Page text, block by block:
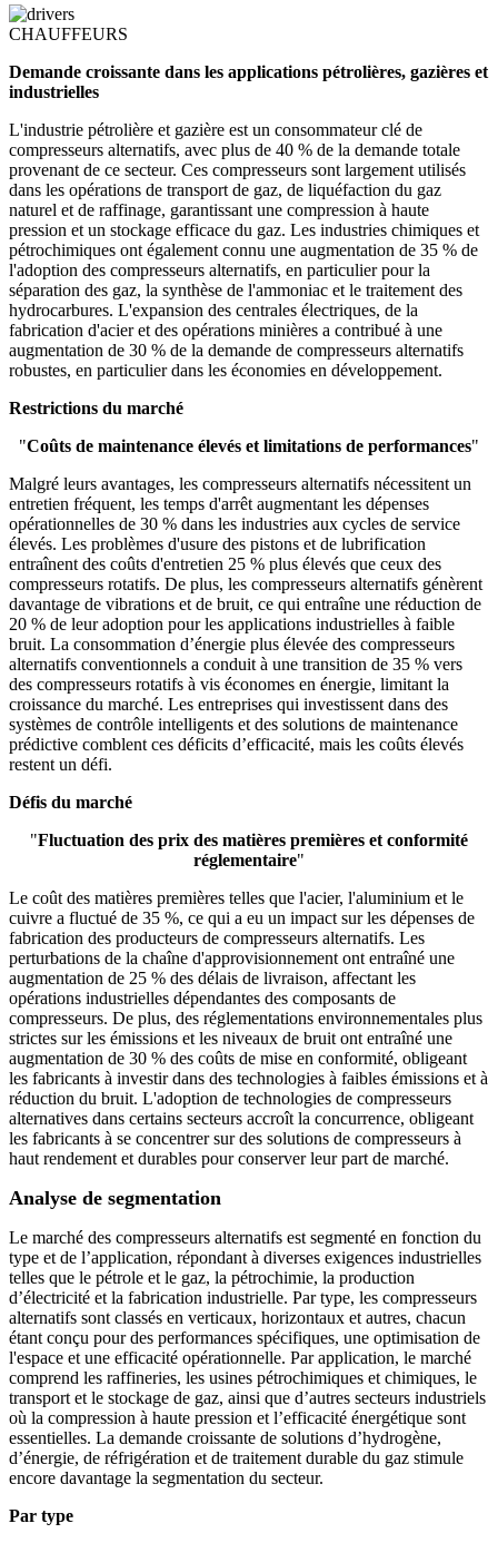
CHAUFFEURS
Demande croissante dans les applications pétrolières, gazières et
industrielles
L'industrie pétrolière et gazière est un consommateur clé de
compresseurs alternatifs, avec plus de 40 % de la demande totale
provenant de ce secteur. Ces compresseurs sont largement utilisés
dans les opérations de transport de gaz, de liquéfaction du gaz
naturel et de raffinage, garantissant une compression à haute
pression et un stockage efficace du gaz. Les industries chimiques et
pétrochimiques ont également connu une augmentation de 35 % de
l'adoption des compresseurs alternatifs, en particulier pour la
séparation des gaz, la synthèse de l'ammoniac et le traitement des
hydrocarbures. L'expansion des centrales électriques, de la
fabrication d'acier et des opérations minières a contribué à une
augmentation de 30 % de la demande de compresseurs alternatifs
robustes, en particulier dans les économies en développement.
Restrictions du marché
"Coûts de maintenance élevés et limitations de performances"
Malgré leurs avantages, les compresseurs alternatifs nécessitent un
entretien fréquent, les temps d'arrêt augmentant les dépenses
opérationnelles de 30 % dans les industries aux cycles de service
élevés. Les problèmes d'usure des pistons et de lubrification
entraînent des coûts d'entretien 25 % plus élevés que ceux des
compresseurs rotatifs. De plus, les compresseurs alternatifs génèrent
davantage de vibrations et de bruit, ce qui entraîne une réduction de
20 % de leur adoption pour les applications industrielles à faible
bruit. La consommation d’énergie plus élevée des compresseurs
alternatifs conventionnels a conduit à une transition de 35 % vers
des compresseurs rotatifs à vis économes en énergie, limitant la
croissance du marché. Les entreprises qui investissent dans des
systèmes de contrôle intelligents et des solutions de maintenance
prédictive comblent ces déficits d’efficacité, mais les coûts élevés
restent un défi.
Défis du marché
"Fluctuation des prix des matières premières et conformité
réglementaire"
Le coût des matières premières telles que l'acier, l'aluminium et le
cuivre a fluctué de 35 %, ce qui a eu un impact sur les dépenses de
fabrication des producteurs de compresseurs alternatifs. Les
perturbations de la chaîne d'approvisionnement ont entraîné une
augmentation de 25 % des délais de livraison, affectant les
opérations industrielles dépendantes des composants de
compresseurs. De plus, des réglementations environnementales plus
strictes sur les émissions et les niveaux de bruit ont entraîné une
augmentation de 30 % des coûts de mise en conformité, obligeant
les fabricants à investir dans des technologies à faibles émissions et à
réduction du bruit. L'adoption de technologies de compresseurs
alternatives dans certains secteurs accroît la concurrence, obligeant
les fabricants à se concentrer sur des solutions de compresseurs à
haut rendement et durables pour conserver leur part de marché.
Analyse de segmentation
Le marché des compresseurs alternatifs est segmenté en fonction du
type et de l’application, répondant à diverses exigences industrielles
telles que le pétrole et le gaz, la pétrochimie, la production
d’électricité et la fabrication industrielle. Par type, les compresseurs
alternatifs sont classés en verticaux, horizontaux et autres, chacun
étant conçu pour des performances spécifiques, une optimisation de
l'espace et une efficacité opérationnelle. Par application, le marché
comprend les raffineries, les usines pétrochimiques et chimiques, le
transport et le stockage de gaz, ainsi que d’autres secteurs industriels
où la compression à haute pression et l’efficacité énergétique sont
essentielles. La demande croissante de solutions d’hydrogène,
d’énergie, de réfrigération et de traitement durable du gaz stimule
encore davantage la segmentation du secteur.
Par type